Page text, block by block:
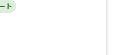
ト